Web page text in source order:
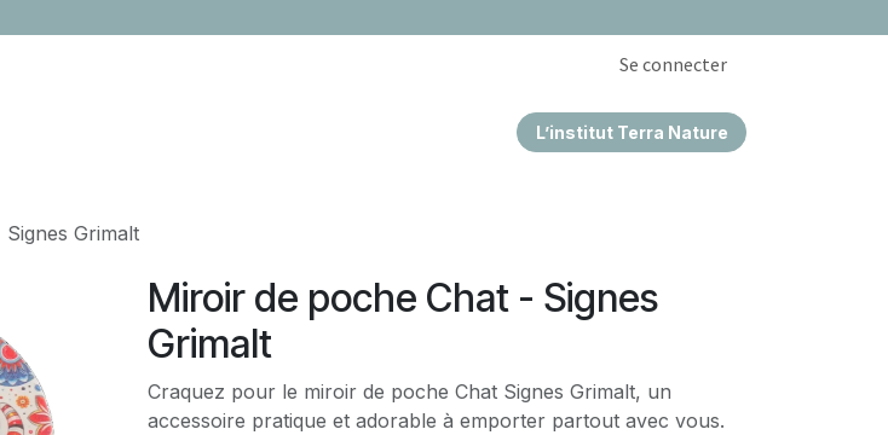
Se connecter
L’institut Terra Nature
Grimalt
Miroir de poche Chat - Signes
Grimalt
Craquez pour le miroir de poche Chat Signes Grimalt, un
accessoire pratique et adorable à emporter partout avec vous.